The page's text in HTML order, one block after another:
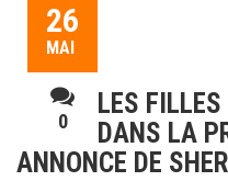
26
MAI
0
LES
DANS LA
ANNONCE DE